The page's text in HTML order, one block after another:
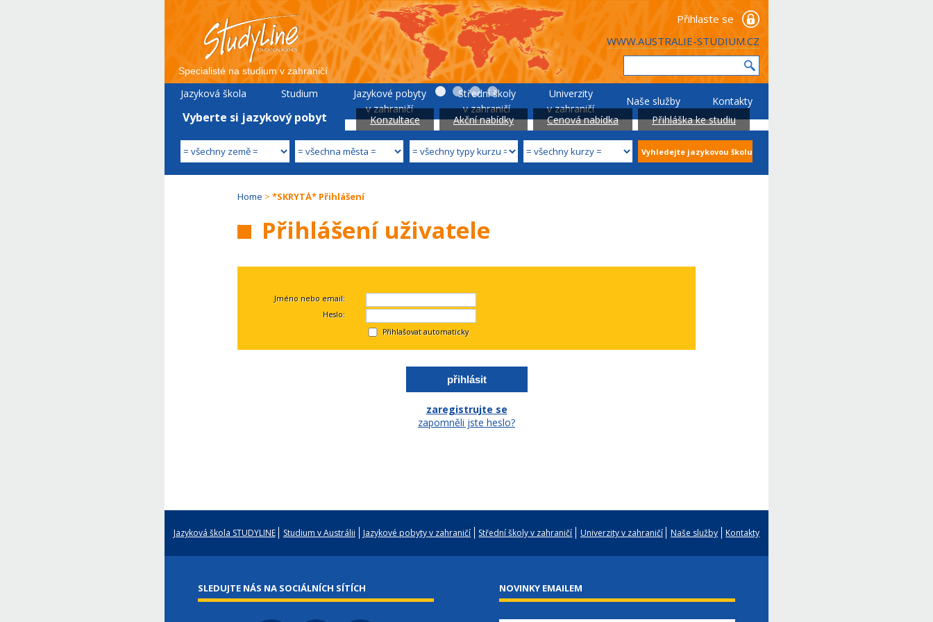
Přihlaste se
WWW.AUSTRALIE-STUDIUM.CZ
Specialisté na studium v zahraničí
Jazyková škola
Studium
Jazykové pobyty
v zahraničí
Střední školy
v zahraničí
Univerzity
v zahraničí
Naše služby Kontakty
Vyberte si jazykový pobyt Konzultace Akční nabídky Cenová nabídka Přihláška ke studiu
Home > *SKRYTÁ* Přihlášení
Přihlášení uživatele
Jméno nebo email:
Heslo:
Přihlašovat automaticky
zaregistrujte se
zapomněli jste heslo?
Jazyková škola STUDYLINE Studium v Austrálii Jazykové pobyty v zahraničí Střední školy v zahraničí Univerzity v zahraničí Naše služby Kontakty
SLEDUJTE NÁS NA SOCIÁLNÍCH SÍTÍCH NOVINKY EMAILEM